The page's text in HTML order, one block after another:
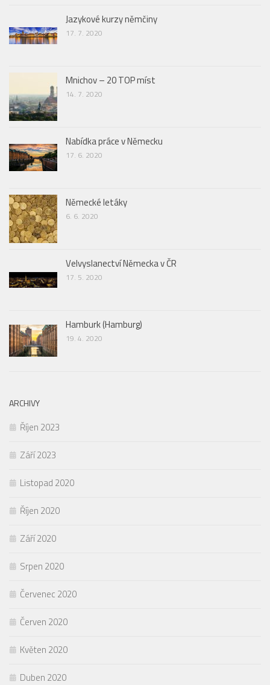
Jazykové kurzy němčiny
17. 7. 2020
Mnichov – 20 TOP míst
14. 7. 2020
Nabídka práce v Německu
17. 6. 2020
Německé letáky
6. 6. 2020
Velvyslanectví Německa v ČR
17. 5. 2020
Hamburk (Hamburg)
19. 4. 2020
ARCHIVY
Říjen 2023
Září 2023
Listopad 2020
Říjen 2020
Září 2020
Srpen 2020
Červenec 2020
Červen 2020
Květen 2020
Duben 2020